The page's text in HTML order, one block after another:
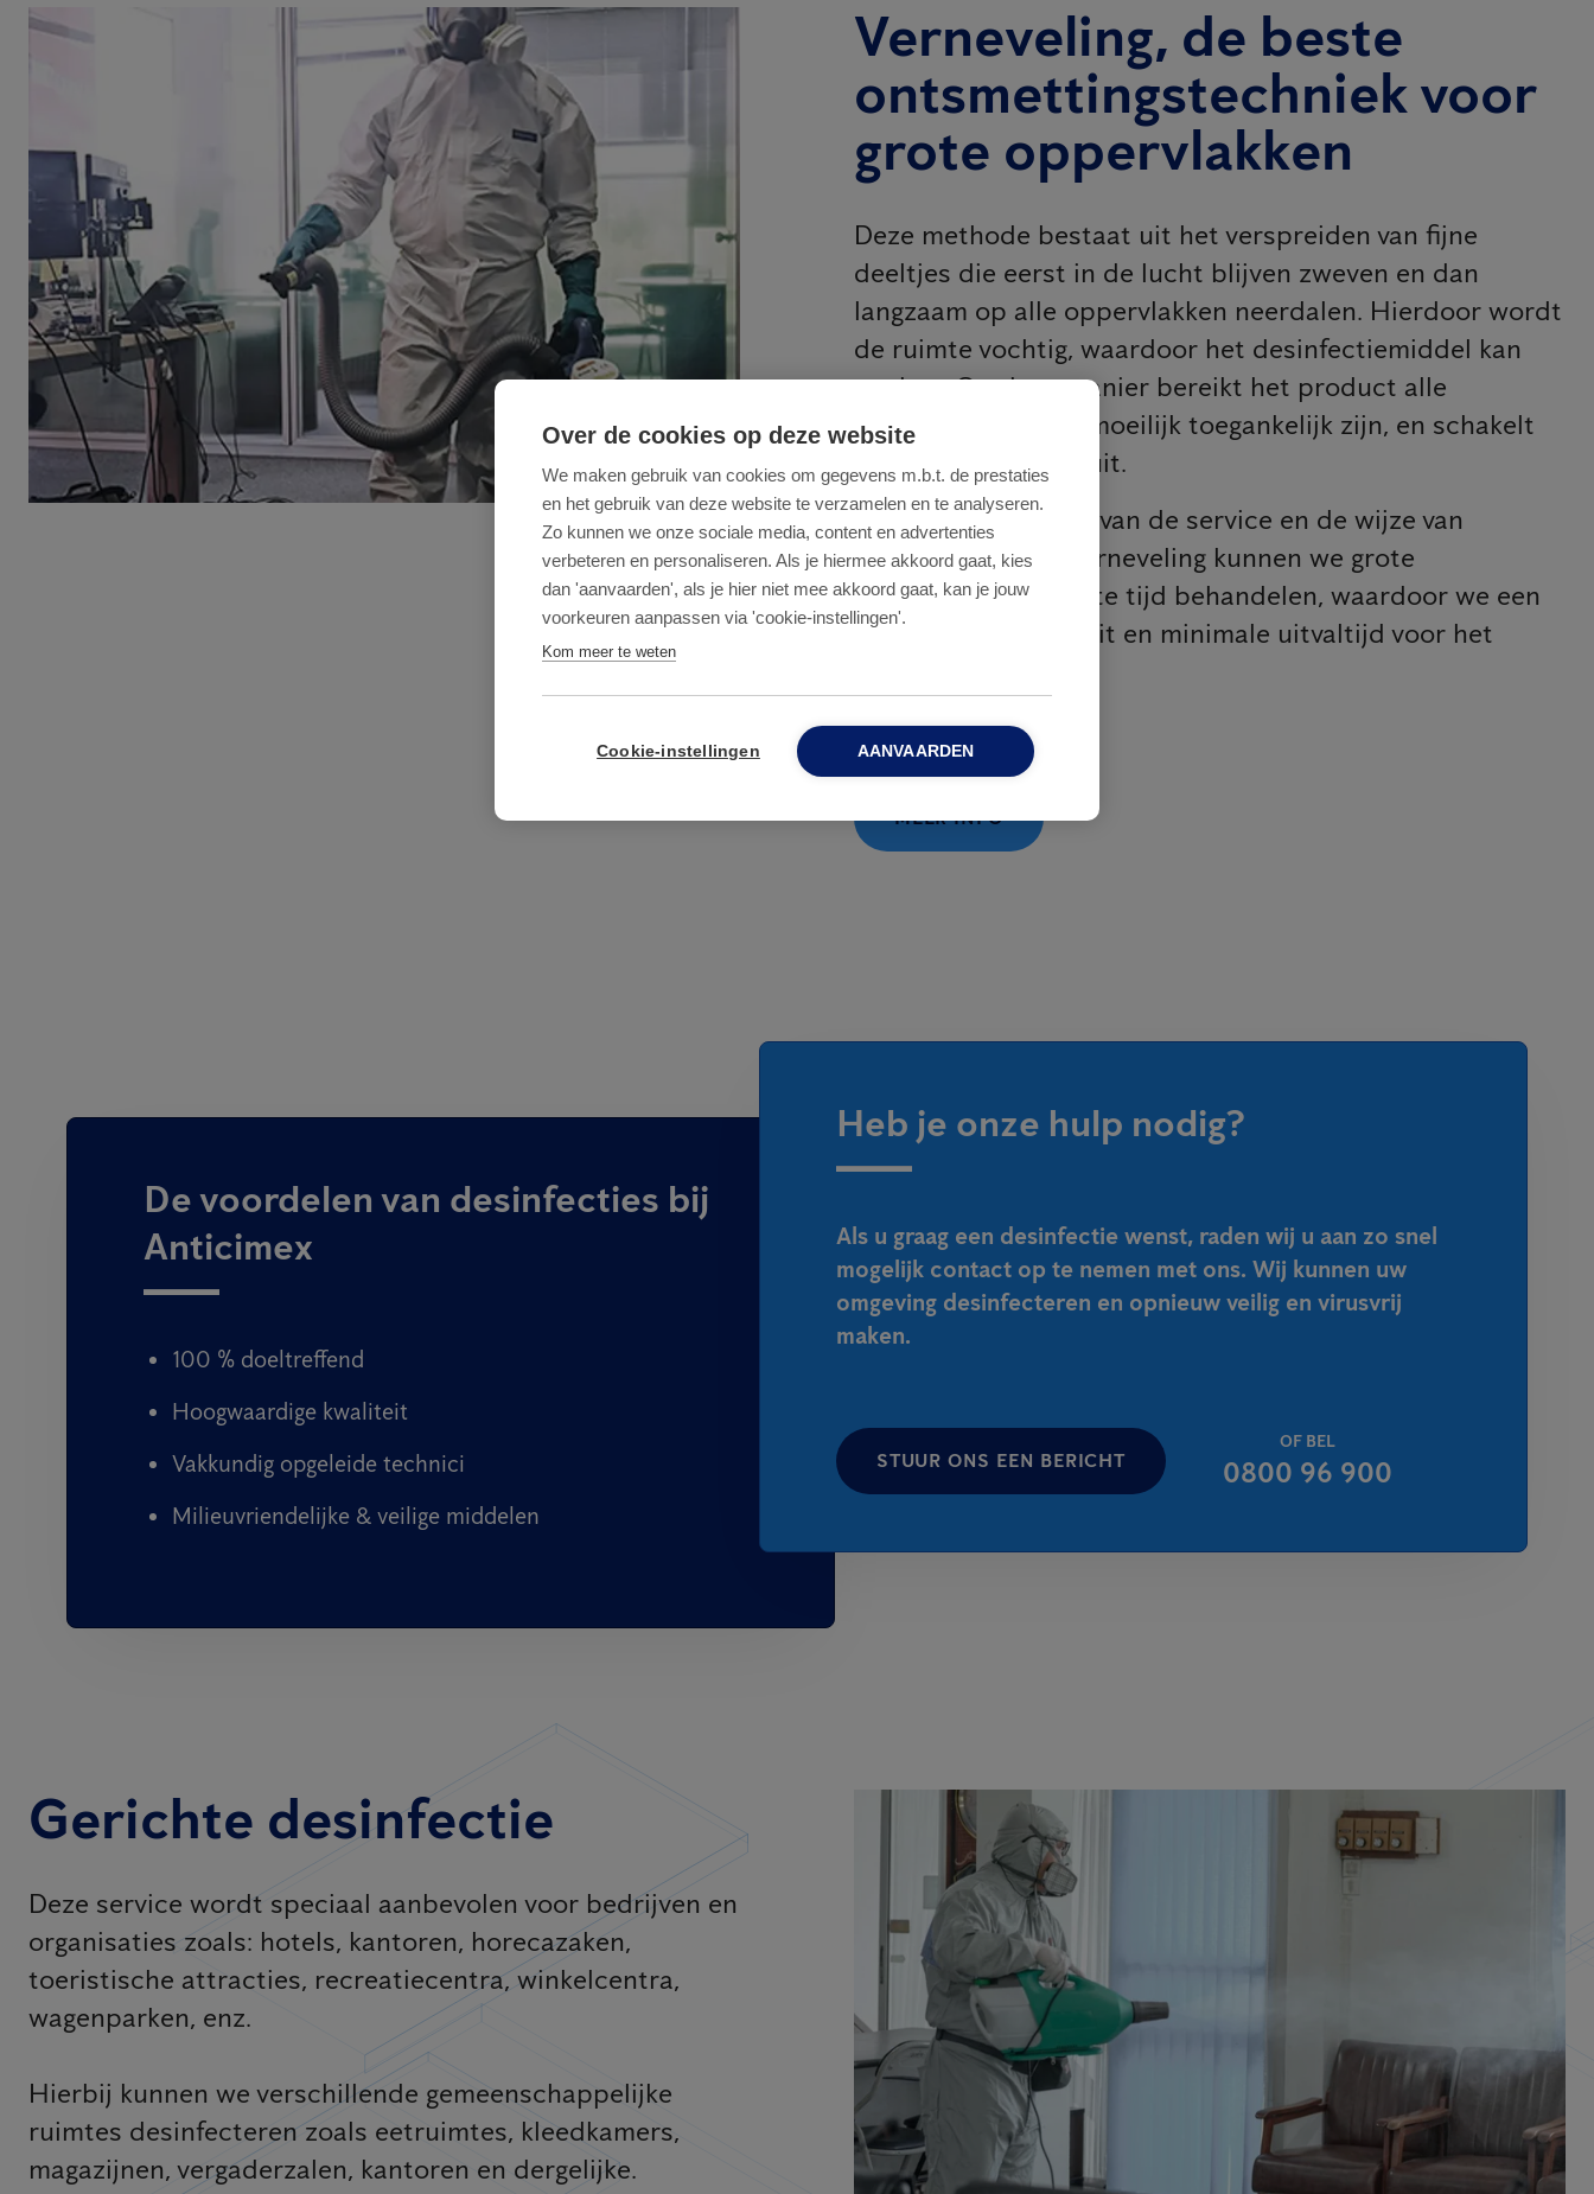
Verneveling, de beste
ontsmettingstechniek voor
grote oppervlakken
Deze methode bestaat uit het verspreiden van fijne
deeltjes die eerst in de lucht blijven zweven en dan
langzaam op alle oppervlakken neerdalen. Hierdoor wordt
de ruimte vochtig, waardoor het desinfectiemiddel kan
werken. Op deze manier bereikt het product alle
gebieden, zelfs die moeilijk toegankelijk zijn, en schakelt
het de organismen uit.
Dankzij onze kennis van de service en de wijze van
aanbrengen door verneveling kunnen we grote
oppervlakken in korte tijd behandelen, waardoor we een
maximale effectiviteit en minimale uitvaltijd voor het
MEER INFO
De voordelen van desinfecties bij
Anticimex
100 % doeltreffend
Hoogwaardige kwaliteit
Vakkundig opgeleide technici
Milieuvriendelijke & veilige middelen
Heb je onze hulp nodig?
Als u graag een desinfectie wenst, raden wij u aan zo snel
mogelijk contact op te nemen met ons. Wij kunnen uw
omgeving desinfecteren en opnieuw veilig en virusvrij
maken.
STUUR ONS EEN BERICHT
OF BEL
0800 96 900
Gerichte desinfectie
Deze service wordt speciaal aanbevolen voor bedrijven en
organisaties zoals: hotels, kantoren, horecazaken,
toeristische attracties, recreatiecentra, winkelcentra,
wagenparken, enz.
Hierbij kunnen we verschillende gemeenschappelijke
ruimtes desinfecteren zoals eetruimtes, kleedkamers,
magazijnen, vergaderzalen, kantoren en dergelijke.
Over de cookies op deze website
We maken gebruik van cookies om gegevens m.b.t. de prestaties
en het gebruik van deze website te verzamelen en te analyseren.
Zo kunnen we onze sociale media, content en advertenties
verbeteren en personaliseren. Als je hiermee akkoord gaat, kies
dan 'aanvaarden', als je hier niet mee akkoord gaat, kan je jouw
voorkeuren aanpassen via 'cookie-instellingen'.
Kom meer te weten
Cookie-instellingen AANVAARDEN